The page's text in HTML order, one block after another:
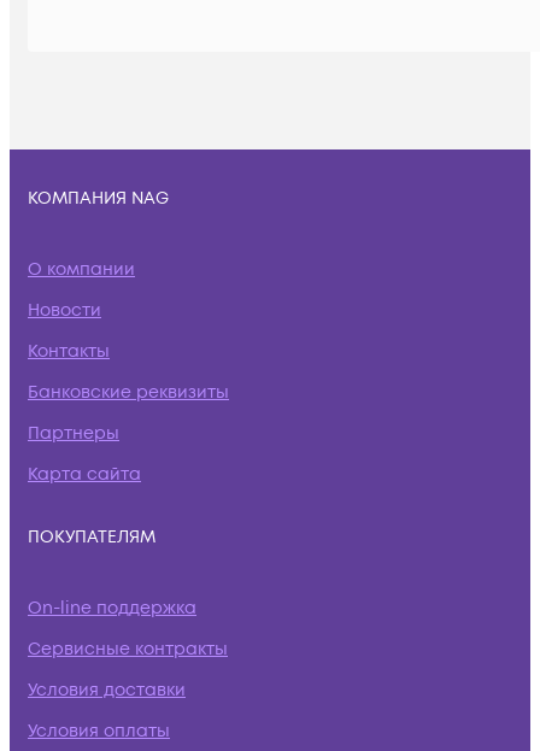
КОМПАНИЯ NAG
О компании
Новости
Контакты
Банковские реквизиты
Партнеры
Карта сайта
ПОКУПАТЕЛЯМ
On-line поддержка
Сервисные контракты
Условия доставки
Условия оплаты